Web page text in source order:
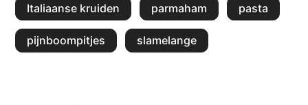
Italiaanse kruiden parmaham pasta
pijnboompitjes slamelange